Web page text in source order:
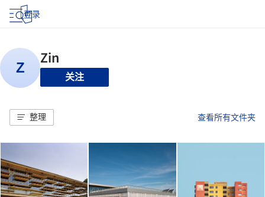
登录
关注
整理 查看所有文件夹